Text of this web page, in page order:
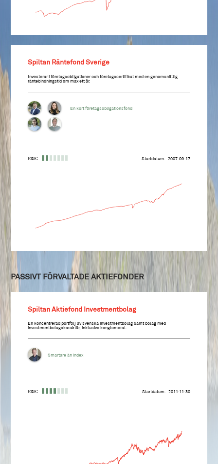
Spiltan Räntefond Sverige
Investerar i företagsobligationer och företagscertifikat med en genomsnittlig
räntebindningstid om max ett år.
En kort företagsobligationsfond
Risk: Startdatum 2007-09-17
PASSIVT FÖRVALTADE AKTIEFONDER
Spiltan Aktiefond Investmentbolag
En koncentrerad portfölj av svenska investmentbolag samt bolag med
investmentbolagskaraktär, inklusive konglomerat.
Smartare än index
Risk: Startdatum 2011-11-30